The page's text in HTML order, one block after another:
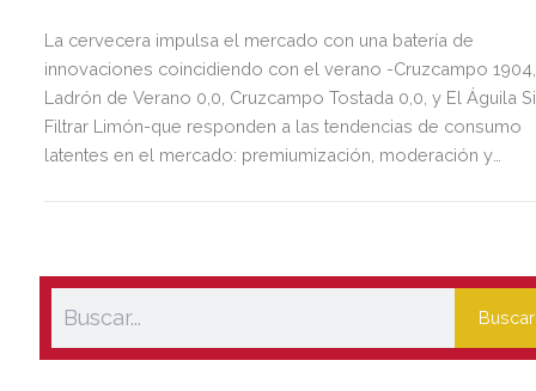
La cervecera impulsa el mercado con una batería de
innovaciones coincidiendo con el verano -Cruzcampo 1904,
Ladrón de Verano 0,0, Cruzcampo Tostada 0,0, y El Águila
Filtrar Limón-que responden a las tendencias de consumo
latentes en el mercado: premiumización, moderación y
Buscar